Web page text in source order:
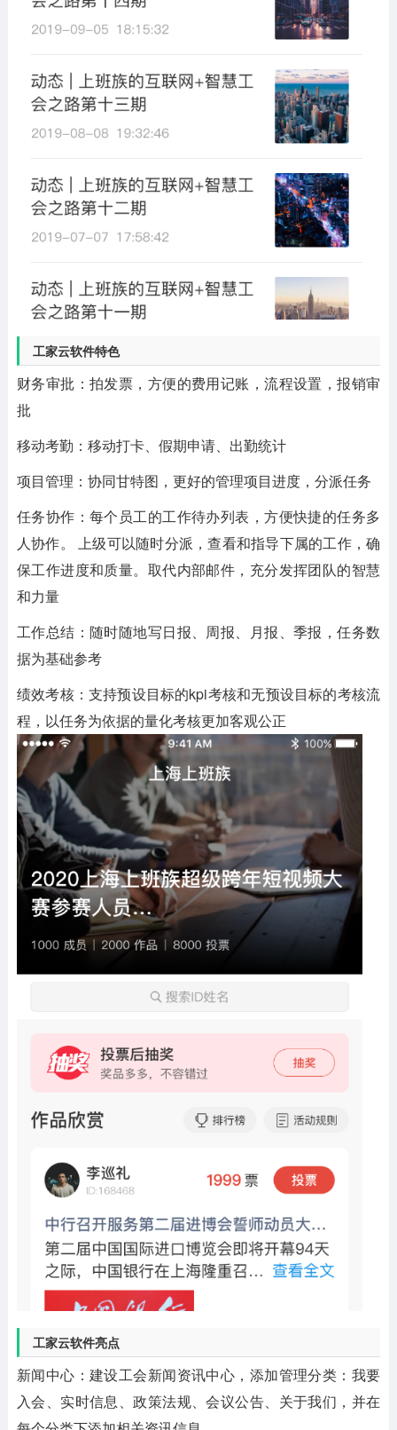
工家云软件特色
财务审批：拍发票，方便的费用记账，流程设置，报销审
批
移动考勤：移动打卡、假期申请、出勤统计
项目管理：协同甘特图，更好的管理项目进度，分派任务
任务协作：每个员工的工作待办列表，方便快捷的任务多
人协作。 上级可以随时分派，查看和指导下属的工作，确
保工作进度和质量。取代内部邮件，充分发挥团队的智慧
和力量
工作总结：随时随地写日报、周报、月报、季报，任务数
据为基础参考
绩效考核：支持预设目标的kpi考核和无预设目标的考核流
程，以任务为依据的量化考核更加客观公正
工家云软件亮点
新闻中心：建设工会新闻资讯中心，添加管理分类：我要
入会、实时信息、政策法规、会议公告、关于我们，并在